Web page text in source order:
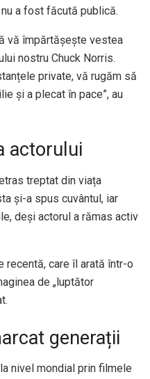
a fost făcută publică.
vă împărtășește vestea
nostru Chuck Norris.
private, vă rugăm să
și a plecat în pace”, au
actorului
treptat din viața
și-a spus cuvântul, iar
deși actorul a rămas activ
recentă, care îl arată într-o
de „luptător
generații
nivel mondial prin filmele